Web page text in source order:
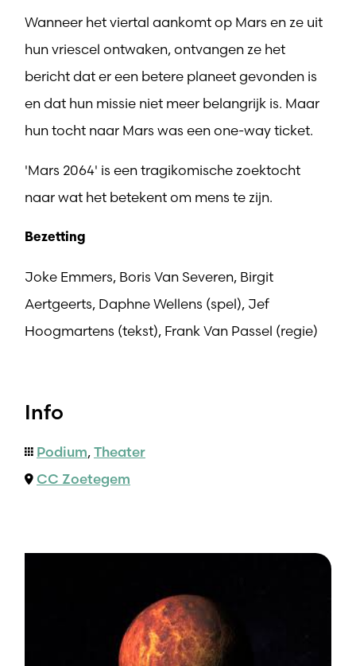
Wanneer het viertal aankomt op Mars en ze uit
hun vriescel ontwaken, ontvangen ze het
bericht dat er een betere planeet gevonden is
en dat hun missie niet meer belangrijk is. Maar
hun tocht naar Mars was een one-way ticket.
'Mars 2064' is een tragikomische zoektocht
naar wat het betekent om mens te zijn.
Bezetting
Joke Emmers, Boris Van Severen, Birgit
Aertgeerts, Daphne Wellens (spel), Jef
Hoogmartens (tekst), Frank Van Passel (regie)
Info
Podium,Theater
CC Zoetegem